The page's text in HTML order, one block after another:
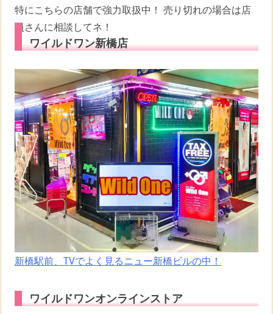
特にこちらの店舗で強力取扱中！ 売り切れの場合は店
員さんに相談してネ！
ワイルドワン新橋店
新橋駅前、TVでよく見るニュー新橋ビルの中！
ワイルドワンオンラインストア